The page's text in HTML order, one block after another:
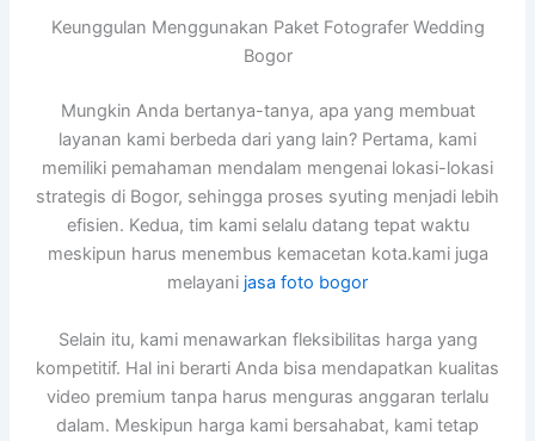
Keunggulan Menggunakan Paket Fotografer Wedding
Bogor
Mungkin Anda bertanya-tanya, apa yang membuat
layanan kami berbeda dari yang lain? Pertama, kami
memiliki pemahaman mendalam mengenai lokasi-lokasi
strategis di Bogor, sehingga proses syuting menjadi lebih
efisien. Kedua, tim kami selalu datang tepat waktu
meskipun harus menembus kemacetan kota.kami juga
melayani jasa foto bogor
Selain itu, kami menawarkan fleksibilitas harga yang
kompetitif. Hal ini berarti Anda bisa mendapatkan kualitas
video premium tanpa harus menguras anggaran terlalu
dalam. Meskipun harga kami bersahabat, kami tetap